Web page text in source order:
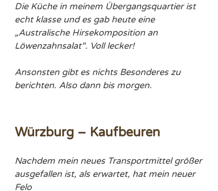
Die Küche in meinem Übergangsquartier ist
echt klasse und es gab heute eine
„Australische Hirsekomposition an
Löwenzahnsalat“. Voll lecker!
Ansonsten gibt es nichts Besonderes zu
berichten. Also dann bis morgen.
Würzburg – Kaufbeuren
Nachdem mein neues Transportmittel größer
ausgefallen ist, als erwartet, hat mein neuer
Felo